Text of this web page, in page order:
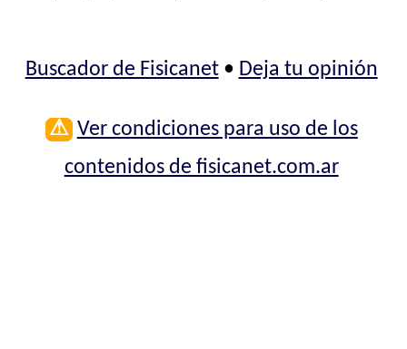
Buscador de Fisicanet• Deja tu opinión
⚠ Ver condiciones para uso de los
contenidos de fisicanet.com.ar